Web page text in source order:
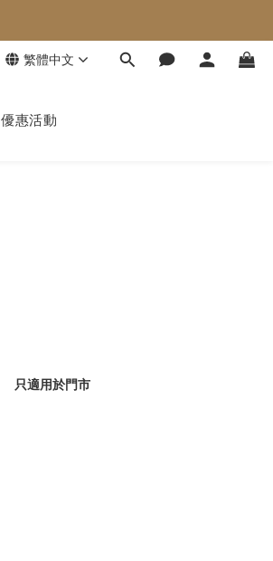
繁體中文
優惠活動
只適用於門市